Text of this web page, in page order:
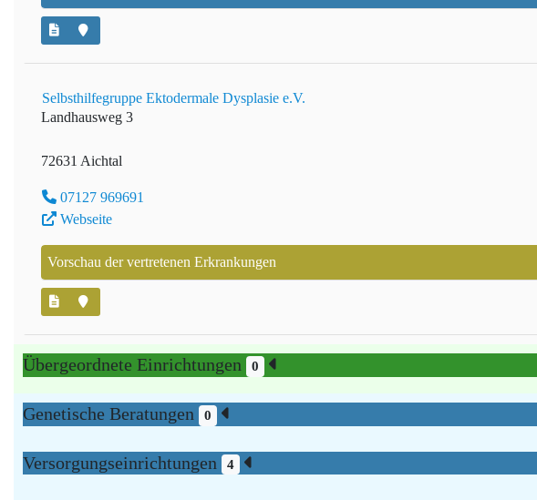
Selbsthilfegruppe Ektodermale Dysplasie e.V.
Landhausweg 3
72631 Aichtal
07127 969691
Webseite
Vorschau der vertretenen Erkrankungen
Übergeordnete Einrichtungen 0
Genetische Beratungen 0
Versorgungseinrichtungen 4